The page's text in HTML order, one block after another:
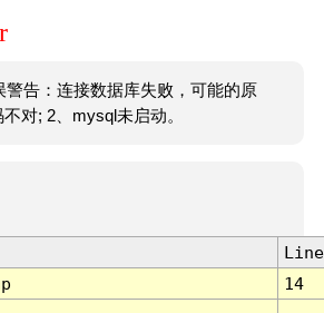
警告：连接数据库失败，可能的原
对; 2、mysql未启动。
Line
14